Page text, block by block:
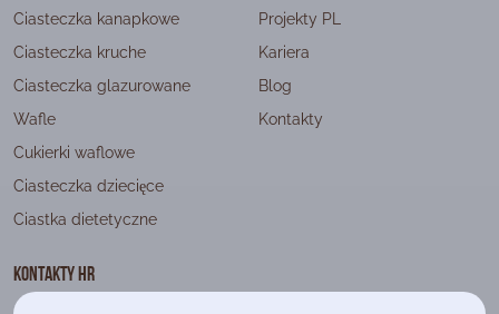
Ciasteczka kanapkowe
Ciasteczka kruche
Ciasteczka glazurowane
Wafle
Cukierki waflowe
Ciasteczka dziecięce
Ciastka dietetyczne
Projekty PL
Kariera
Blog
Kontakty
Kontakty HR